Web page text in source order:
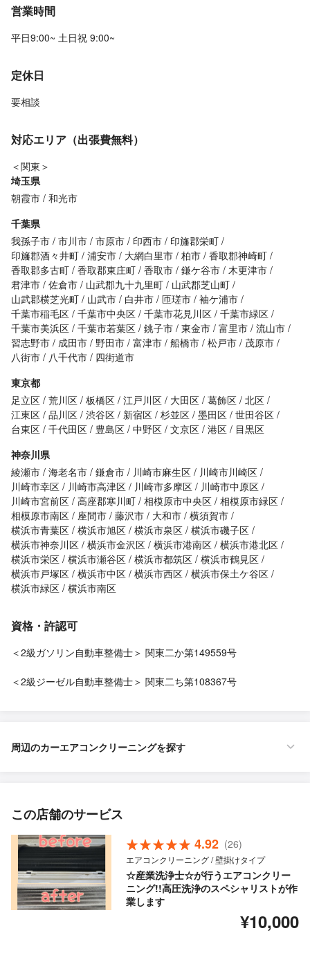
営業時間
平日9:00~ 土日祝 9:00~
定休日
要相談
対応エリア（出張費無料）
＜関東＞
埼玉県
朝霞市 和光市
千葉県
我孫子市 市川市 市原市 印西市
印旛郡栄町
印旛郡酒々井町 浦安市 大網白里市 柏市 香取郡神崎町
香取郡多古町 香取郡東庄町 香取市 鎌ケ谷市 木更津市
君津市 佐倉市 山武郡九十九里町
山武郡芝山町
山武郡横芝光町
山武市 白井市 匝瑳市 袖ケ浦市
千葉市稲毛区 千葉市中央区 千葉市花見川区 千葉市緑区
千葉市美浜区 千葉市若葉区 銚子市 東金市 富里市 流山市
習志野市
成田市 野田市 富津市 船橋市 松戸市
茂原市
八街市
八千代市
四街道市
東京都
足立区 荒川区 板橋区 江戸川区 大田区 葛飾区 北区
江東区 品川区 渋谷区 新宿区 杉並区 墨田区 世田谷区
台東区 千代田区 豊島区 中野区 文京区 港区
目黒区
神奈川県
綾瀬市 海老名市 鎌倉市 川崎市麻生区
川崎市川崎区
川崎市幸区
川崎市高津区 川崎市多摩区
川崎市中原区
川崎市宮前区 高座郡寒川町 相模原市中央区 相模原市緑区
相模原市南区
座間市 藤沢市 大和市 横須賀市
横浜市青葉区 横浜市旭区 横浜市泉区 横浜市磯子区
横浜市神奈川区 横浜市金沢区 横浜市港南区 横浜市港北区
横浜市栄区 横浜市瀬谷区 横浜市都筑区 横浜市鶴見区
横浜市戸塚区 横浜市中区 横浜市西区 横浜市保土ケ谷区
横浜市緑区 横浜市南区
資格・許認可
＜2級ガソリン自動車整備士＞ 関東二か第149559号
＜2級ジーゼル自動車整備士＞ 関東二ち第108367号
周辺のカーエアコンクリーニングを探す
この店舗のサービス
4.92 (26)
エアコンクリーニング / 壁掛けタイプ
☆産業洗浄士☆が行うエアコンクリー
ニング!!高圧洗浄のスペシャリストが作
業します
¥10,000